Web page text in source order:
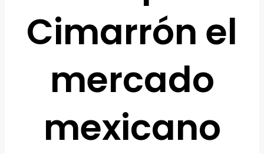
Cimarrón el
mercado
mexicano